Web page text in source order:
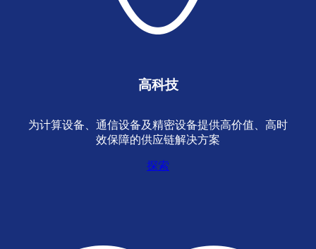
高科技
为计算设备、通信设备及精密设备提供高价值、高时
效保障的供应链解决方案
探索